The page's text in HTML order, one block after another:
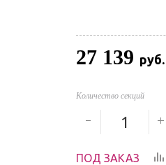
27 139 руб.
Количество секций
ПОД ЗАКАЗ